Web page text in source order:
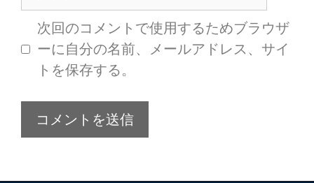
次回のコメントで使用するためブラウザ
ーに自分の名前、メールアドレス、サイ
トを保存する。